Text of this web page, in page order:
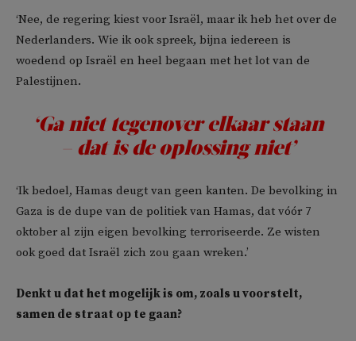
‘Nee, de regering kiest voor Israël, maar ik heb het over de
Nederlanders. Wie ik ook spreek, bijna iedereen is
woedend op Israël en heel begaan met het lot van de
Palestijnen.
‘Ga niet tegenover elkaar staan
– dat is de oplossing niet’
‘Ik bedoel, Hamas deugt van geen kanten. De bevolking in
Gaza is de dupe van de politiek van Hamas, dat vóór 7
oktober al zijn eigen bevolking terroriseerde. Ze wisten
ook goed dat Israël zich zou gaan wreken.’
Denkt u dat het mogelijk is om, zoals u voorstelt,
samen de straat op te gaan?